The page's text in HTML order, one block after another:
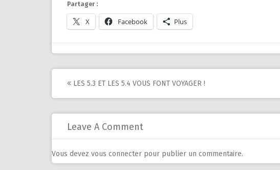
Partager :
X Facebook Plus
Post
navigation
LES 5.3 ET LES 5.4 VOUS FONT VOYAGER !
Leave A Comment
Vous devez vous connecter pour publier un commentaire.